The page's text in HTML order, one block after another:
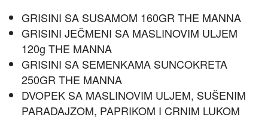
GRISINI SA SUSAMOM 160GR THE MANNA
GRISINI JEČMENI SA MASLINOVIM ULJEM
120g THE MANNA
GRISINI SA SEMENKAMA SUNCOKRETA
250GR THE MANNA
DVOPEK SA MASLINOVIM ULJEM, SUŠENIM
PARADAJZOM, PAPRIKOM I CRNIM LUKOM